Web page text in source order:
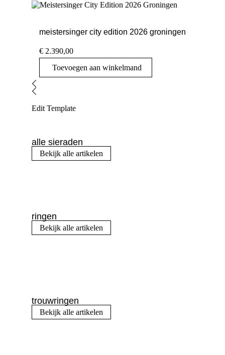
meistersinger city edition 2026 groningen
€ 2.390,00
Toevoegen aan winkelmand
Edit Template
alle sieraden
Bekijk alle artikelen
ringen
Bekijk alle artikelen
trouwringen
Bekijk alle artikelen